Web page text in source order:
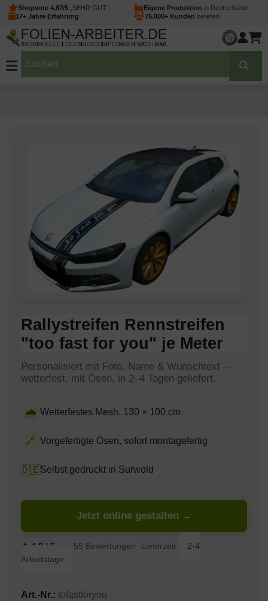
Shopvote 4,87/5 „SEHR GUT“ Eigene Produktion in Deutschland
17+ Jahre Erfahrung
75.000+ Kunden beliefert
Rallystreifen Rennstreifen
"too fast for you" je Meter
Personalisiert mit Foto, Name & Wunschtext —
wetterfest, mit Ösen, in 2–4 Tagen geliefert.
🌧 Wetterfestes Mesh, 130 × 100 cm
🔗 Vorgefertigte Ösen, sofort montagefertig
🇩🇪Selbst gedruckt in Surwold
Jetzt online gestalten
★ 4,9 / 5 aus 55 Bewertungen ·Lieferzeit
2-4
Arbeitstage
Art.-Nr.: tofastforyou